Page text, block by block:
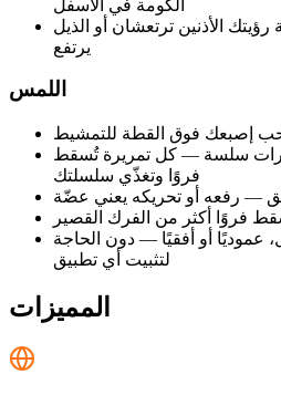
الكومة في الأسفل
الأذنين ترتعشان أو الذيل
يرتفع
اللمس
إصبعك فوق القطة للتمشيط
سلسة — كل تمريرة تُسقط
فروًا وتغذّي سلسلتك
— رفعه أو تحريكه يعني عضّة
فروًا أكثر من الفرك القصير
أو أفقيًا — دون الحاجة
لتثبيت أي تطبيق
المميزات